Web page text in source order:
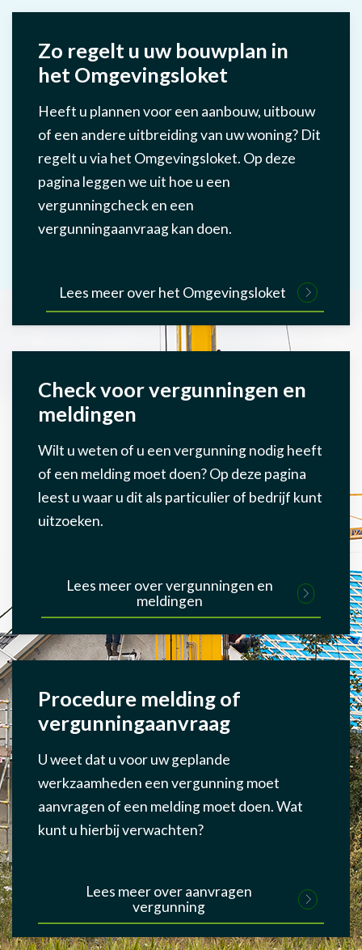
Zo regelt u uw bouwplan in
het Omgevingsloket
Heeft u plannen voor een aanbouw, uitbouw
of een andere uitbreiding van uw woning? Dit
regelt u via het Omgevingsloket. Op deze
pagina leggen we uit hoe u een
vergunningcheck en een
vergunningaanvraag kan doen.
Lees meer over het Omgevingsloket
Check voor vergunningen en
meldingen
Wilt u weten of u een vergunning nodig heeft
of een melding moet doen? Op deze pagina
leest u waar u dit als particulier of bedrijf kunt
uitzoeken.
Lees meer over vergunningen en
meldingen
Procedure melding of
vergunningaanvraag
U weet dat u voor uw geplande
werkzaamheden een vergunning moet
aanvragen of een melding moet doen. Wat
kunt u hierbij verwachten?
Lees meer over aanvragen
vergunning